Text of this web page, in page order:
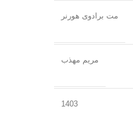
مت برادوی هورنر
مریم مهذب
1403